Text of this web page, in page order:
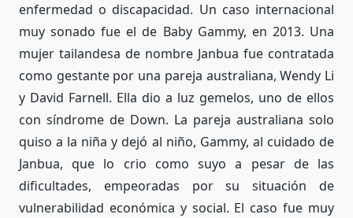
enfermedad o discapacidad. Un caso internacional
muy sonado fue el de Baby Gammy, en 2013. Una
mujer tailandesa de nombre Janbua fue contratada
como gestante por una pareja australiana, Wendy Li
y David Farnell. Ella dio a luz gemelos, uno de ellos
con síndrome de Down. La pareja australiana solo
quiso a la niña y dejó al niño, Gammy, al cuidado de
Janbua, que lo crio como suyo a pesar de las
dificultades, empeoradas por su situación de
vulnerabilidad económica y social. El caso fue muy